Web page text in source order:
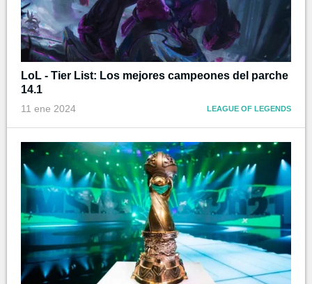
LoL - Tier List: Los mejores campeones del parche
14.1
11 ene 2024 LEAGUE OF LEGENDS